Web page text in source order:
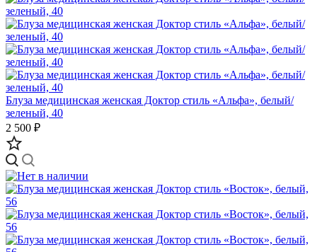
Блуза медицинская женская Доктор стиль «Aльфа», белый/
зеленый, 40
2 500 ₽